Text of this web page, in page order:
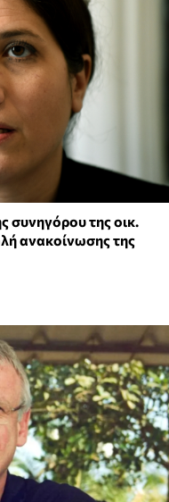
συνηγόρου της οικ.
ανακοίνωσης της